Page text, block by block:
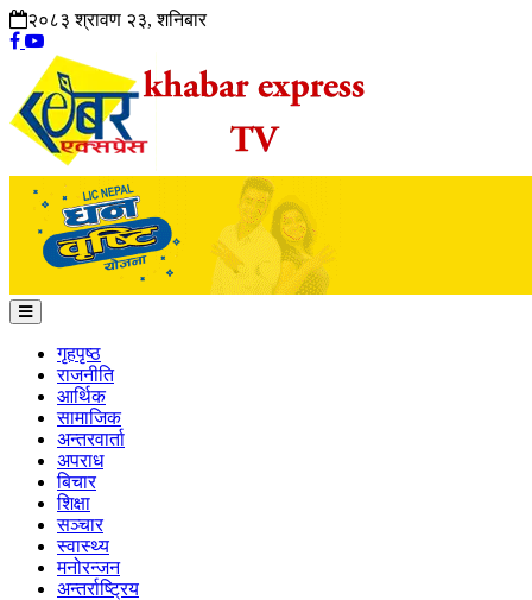
२०८३ श्रावण २३, शनिबार
गृहपृष्ठ
राजनीति
आर्थिक
सामाजिक
अन्तरवार्ता
अपराध
बिचार
शिक्षा
सञ्चार
स्वास्थ्य
मनोरन्जन
अन्तर्राष्ट्रिय